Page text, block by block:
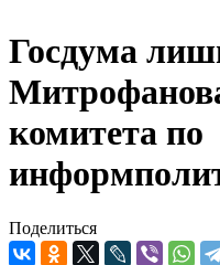
Госдума
комитета по
Поделиться